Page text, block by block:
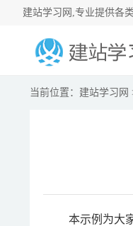
建站学习网,专业提供各
当前位置： 建站学习网
本示例为大家